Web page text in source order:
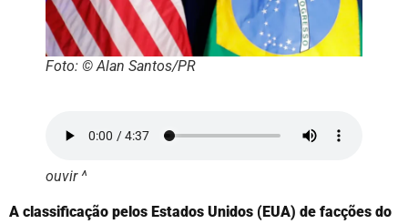
Foto: © Alan Santos/PR
ouvir ^
A classificação pelos Estados Unidos (EUA) de facções do